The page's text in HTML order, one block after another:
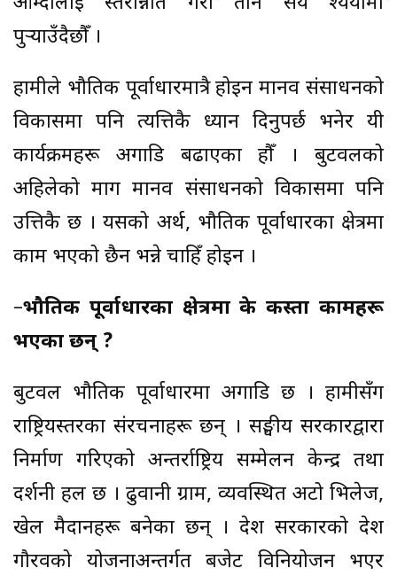
पुर्‍याउँदैछौँ ।
हामीले भौतिक पूर्वाधारमात्रै होइन मानव संसाधनको
विकासमा पनि त्यत्तिकै ध्यान दिनुपर्छ भनेर यी
कार्यक्रमहरू अगाडि बढाएका हौँ । बुटवलको
अहिलेको माग मानव संसाधनको विकासमा पनि
उत्तिकै छ । यसको अर्थ, भौतिक पूर्वाधारका क्षेत्रमा
काम भएको छैन भन्ने चाहिँ होइन ।
–भौतिक पूर्वाधारका क्षेत्रमा के कस्ता कामहरू
भएका छन् ?
बुटवल भौतिक पूर्वाधारमा अगाडि छ । हामीसँग
राष्ट्रियस्तरका संरचनाहरू छन् । सङ्घीय सरकारद्वारा
निर्माण गरिएको अन्तर्राष्ट्रिय सम्मेलन केन्द्र तथा
प्रदर्शनी हल छ । ढुवानी ग्राम, व्यवस्थित अटो भिलेज,
खेल मैदानहरू बनेका छन् । प्रदेश सरकारको प्रदेश
गौरवको योजनाअन्तर्गत बजेट विनियोजन भएर